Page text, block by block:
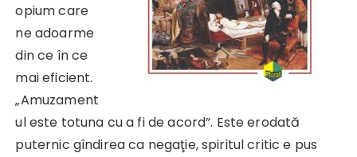
opium care
ne adoarme
din ce în ce
mai eficient.
„Amuzament
ul este totuna cu a fi de acord”. Este erodată
puternic gîndirea ca negaţie, spiritul critic e pus